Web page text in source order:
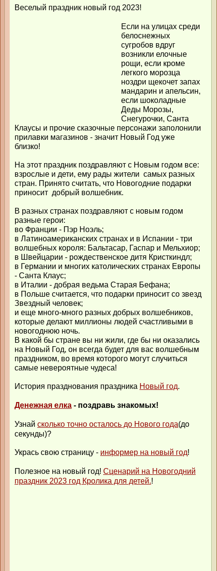
Веселый праздник новый год 2023!
Если на улицах среди
белоснежных
сугробов вдруг
возникли елочные
рощи, если кроме
легкого морозца
ноздри щекочет запах
мандарин и апельсин,
если шоколадные
Деды Морозы,
Снегурочки, Санта
Клаусы и прочие сказочные персонажи заполонили
прилавки магазинов - значит Новый Год уже
близко!
На этот праздник поздравляют с Новым годом все:
взрослые и дети, ему рады жители самых разных
стран. Принято считать, что Новогодние подарки
приносит добрый волшебник.
В разных странах поздравляют с новым годом
разные герои:
во Франции - Пэр Ноэль;
в Латиноамериканских странах и в Испании - три
волшебных короля: Бальтасар, Гаспар и Мельхиор;
в Швейцарии - рождественское дитя Кристкиндл;
в Германии и многих католических странах Европы
- Санта Клаус;
в Италии - добрая ведьма Старая Бефана;
в Польше считается, что подарки приносит со звезд
Звездный человек;
и еще много-много разных добрых волшебников,
которые делают миллионы людей счастливыми в
новогоднюю ночь.
В какой бы стране вы ни жили, где бы ни оказались
на Новый Год, он всегда будет для вас волшебным
праздником, во время которого могут случиться
самые невероятные чудеса!
История празднования праздника Новый год.
Денежная елка - поздравь знакомых!
Узнай сколько точно осталось до Нового года(до
секунды)?
Укрась свою страницу - информер на новый год!
Полезное на новый год! Сценарий на Новогодний
праздник 2023 год Кролика для детей.!